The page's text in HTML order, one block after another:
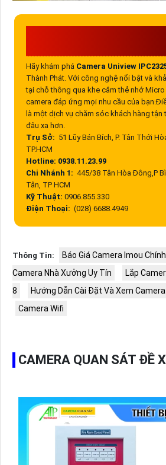
Hãy khám phá Camera Uniview
Thành Phát. Với công nghệ nổi bật và
tại chỗ thông qua khe cắm thẻ nhớ Micro
camera đáp ứng mọi nhu cầu của
là một dịch vụ chăm sóc khách hàng tận
đâu xa hơn.
Trụ Sở: 51 Lũy Bán Bích, P. Tân Thới
TP.HCM
Hotline: 0938.11.23.99
Chi Nhánh 1: 445/38 Tân Hòa Đông,P
Tân, TP HCM
Kỹ Thuật: 0906.855.330
Điện Thoại: (028) 6688.4949
Thông Tin: Báo Giá Camera Imou
Camera Nhà Xưởng Uy Tín
Lắp
8
Hướng Dẫn Cài Đặt Và Xem
Camera Wifi
CAMERA QUAN SÁT ĐỀ